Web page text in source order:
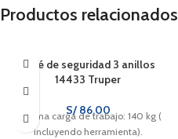
Productos relacionados
Arné de seguridad 3 anillos
14433 Truper
S/86.00
Máxima carga de trabajo: 140 kg (
incluyendo herramienta).